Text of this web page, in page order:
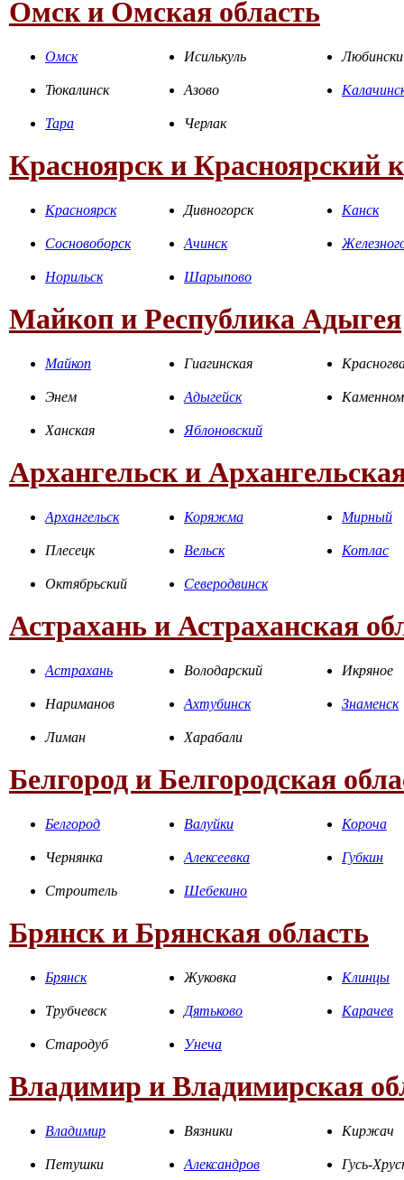
Омск и Омская область
Омск Исилькуль
Тюкалинск Азово
Тара Черлак
Красноярск и Красноярский
Красноярск Дивногорск Канск
Сосновоборск Ачинск
Норильск Шарыпово
Майкоп и Республика Адыгея
Майкоп Гиагинская
Энем Адыгейск
Ханская Яблоновский
Архангельск и
Архангельск Коряжма Мирный
Плесецк Вельск Котлас
Октябрьский Северодвинск
Астрахань и Астраханская
Астрахань Володарский Икряное
Нариманов Ахтубинск Знаменск
Лиман Харабали
Белгород и Белгородская
Белгород Валуйки Короча
Чернянка Алексеевка Губкин
Строитель Шебекино
Брянск и Брянская область
Брянск Жуковка Клинцы
Трубчевск Дятьково Карачев
Стародуб Унеча
Владимир и Владимирская
Владимир Вязники Киржач
Петушки Александров Гусь-